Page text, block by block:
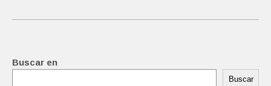
Buscar en
Buscar